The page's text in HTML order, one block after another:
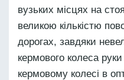
вузьких місцях на
великою кількістю
дорогах, завдяки
кермового колеса
кермовому колесі в